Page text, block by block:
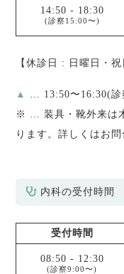
14:50 - 18:30
(診察15:00〜)
【休診日 : 日曜日・祝
▲
… 13:50〜16:30(診
※ … 装具・靴外来は
ります。詳しくはお問
内科の受付時間
受付時間
08:50 - 12:30
(診察9:00〜)